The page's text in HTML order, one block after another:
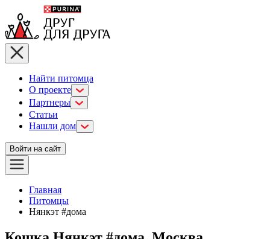
Найти питомца
О проекте
Партнеры
Статьи
Нашли дом
Войти на сайт
Главная
Питомцы
Нянкэт #дома